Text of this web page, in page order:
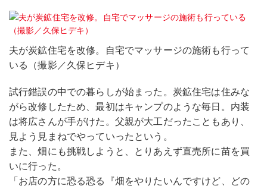
夫が炭鉱住宅を改修。自宅でマッサージの施術も行って
いる（撮影／久保ヒデキ）
試行錯誤の中での暮らしが始まった。炭鉱住宅は住みな
がら改修したため、最初はキャンプのような毎日。内装
は将広さんが手がけた。父親が大工だったこともあり、
見よう見まねでやっていったという。
また、畑にも挑戦しようと、とりあえず直売所に苗を買
いに行った。
「お店の方に恐る恐る『畑をやりたいんですけど、どの